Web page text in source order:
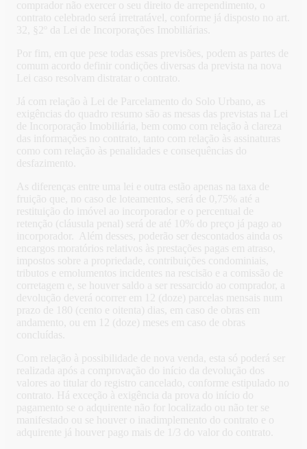
comprador não exercer o seu direito de arrependimento, o
contrato celebrado será irretratável, conforme já disposto no art.
32, §2º da Lei de Incorporações Imobiliárias.
Por fim, em que pese todas essas previsões, podem as partes de
comum acordo definir condições diversas da prevista na nova
Lei caso resolvam distratar o contrato.
Já com relação à Lei de Parcelamento do Solo Urbano, as
exigências do quadro resumo são as mesas das previstas na Lei
de Incorporação Imobiliária, bem como com relação à clareza
das informações no contrato, tanto com relação às assinaturas
como com relação às penalidades e consequências do
desfazimento.
As diferenças entre uma lei e outra estão apenas na taxa de
fruição que, no caso de loteamentos, será de 0,75% até a
restituição do imóvel ao incorporador e o percentual de
retenção (cláusula penal) será de até 10% do preço já pago ao
incorporador. Além desses, poderão ser descontados ainda os
encargos moratórios relativos às prestações pagas em atraso,
impostos sobre a propriedade, contribuições condominiais,
tributos e emolumentos incidentes na rescisão e a comissão de
corretagem e, se houver saldo a ser ressarcido ao comprador, a
devolução deverá ocorrer em 12 (doze) parcelas mensais num
prazo de 180 (cento e oitenta) dias, em caso de obras em
andamento, ou em 12 (doze) meses em caso de obras
concluídas.
Com relação à possibilidade de nova venda, esta só poderá ser
realizada após a comprovação do início da devolução dos
valores ao titular do registro cancelado, conforme estipulado no
contrato. Há exceção à exigência da prova do início do
pagamento se o adquirente não for localizado ou não ter se
manifestado ou se houver o inadimplemento do contrato e o
adquirente já houver pago mais de 1/3 do valor do contrato.